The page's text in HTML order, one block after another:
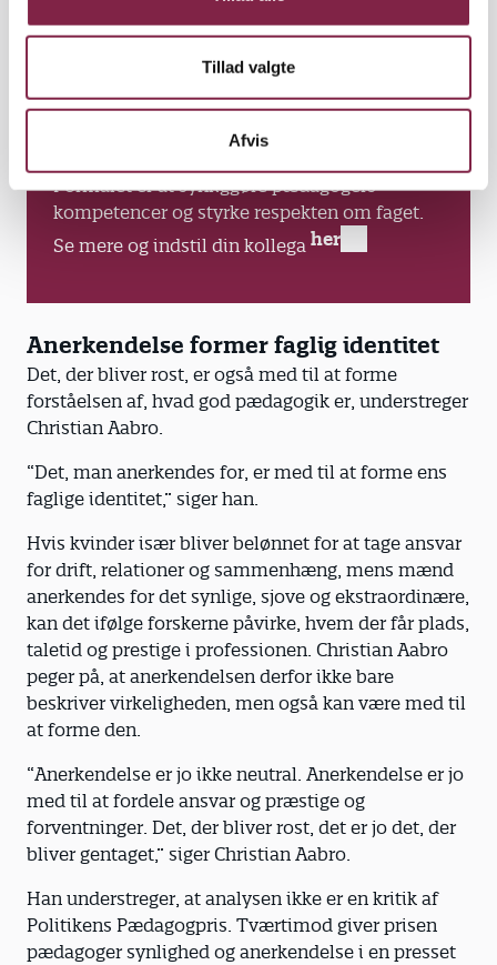
Tillad valgte
Afvis
2026. Prisen blev uddelt første gang i 2020 og
sætter spot på pædagogers arbejde med børn
Der uddeles i alt seks priser i kategorierne
‘Dagtilbud 0-6 år’ og ‘Skole-og fritidstilbud 0.
Formålet er at synliggøre pædagogers
kompetencer og styrke respekten om faget.
Se mere og indstil din kollega her
Anerkendelse former faglig identitet
Det, der bliver rost, er også med til at forme
forståelsen af, hvad god pædagogik er, understreger
Christian Aabro.
“Det, man anerkendes for, er med til at forme ens
faglige identitet,” siger han.
Hvis kvinder især bliver belønnet for at tage ansvar
for drift, relationer og sammenhæng, mens mænd
anerkendes for det synlige, sjove og ekstraordinære,
kan det ifølge forskerne påvirke, hvem der får plads,
taletid og prestige i professionen. Christian Aabro
peger på, at anerkendelsen derfor ikke bare
beskriver virkeligheden, men også kan være med til
at forme den.
“Anerkendelse er jo ikke neutral. Anerkendelse er jo
med til at fordele ansvar og præstige og
forventninger. Det, der bliver rost, det er jo det, der
bliver gentaget,” siger Christian Aabro.
Han understreger, at analysen ikke er en kritik af
Politikens Pædagogpris. Tværtimod giver prisen
pædagoger synlighed og anerkendelse i en presset